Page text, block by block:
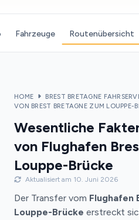
Fahrzeuge Routenübersicht
HOME BREST BRETAGNE
VON BREST BRETAGNE ZUM LOUPPE-
Wesentliche
von Flughafen
Louppe-Brücke
Aktualisiert am 10. Juni 2026
Der Transfer vom Flughafen
Louppe-Brücke erstreckt